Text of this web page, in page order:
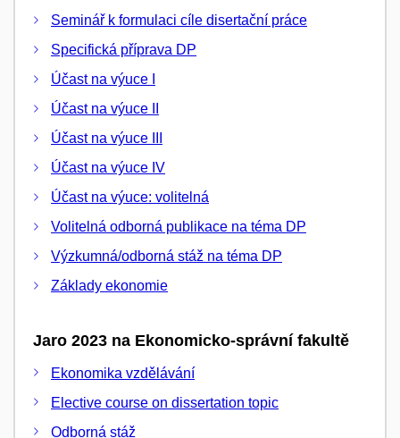
Seminář k formulaci cíle disertační práce
Specifická příprava DP
Účast na výuce I
Účast na výuce II
Účast na výuce III
Účast na výuce IV
Účast na výuce: volitelná
Volitelná odborná publikace na téma DP
Výzkumná/odborná stáž na téma DP
Základy ekonomie
Jaro 2023 na Ekonomicko-správní fakultě
Ekonomika vzdělávání
Elective course on dissertation topic
Odborná stáž